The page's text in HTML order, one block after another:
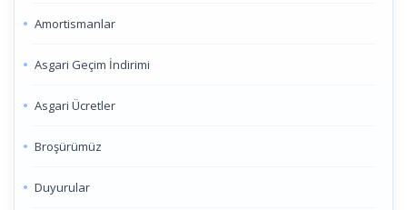
Amortismanlar
Asgari Geçim İndirimi
Asgari Ücretler
Broşürümüz
Duyurular